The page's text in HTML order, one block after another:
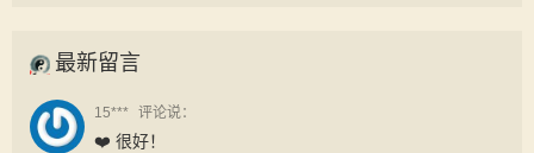
最新留言
15*** 评论说：
❤️ 很好！